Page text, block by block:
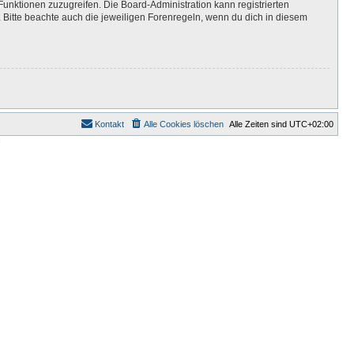
zuzugreifen. Die Board-Administration kann registrierten
beachte auch die jeweiligen Forenregeln, wenn du dich in diesem
Alle Zeiten sind UTC+02:00
Alle Cookies löschen
Kontakt